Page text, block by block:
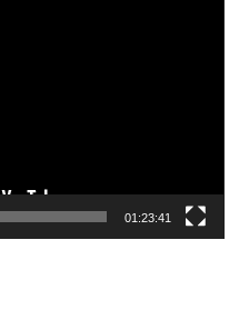
01:23:41